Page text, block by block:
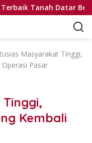
Tanah Datar Bertolak
Masyarakat Tinggi,
Pasar
Kembali